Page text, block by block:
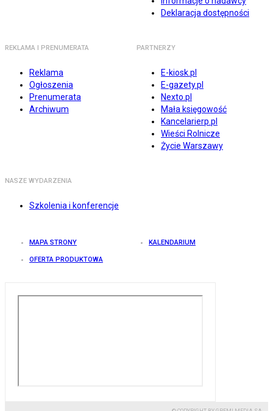
Deklaracja dostępności
REKLAMA I PRENUMERATA
Reklama
Ogłoszenia
Prenumerata
Archiwum
PARTNERZY
E-kiosk.pl
E-gazety.pl
Nexto.pl
Mała księgowość
Kancelarierp.pl
Wieści Rolnicze
Życie Warszawy
NASZE WYDARZENIA
Szkolenia i konferencje
MAPA STRONY KALENDARIUM
OFERTA PRODUKTOWA